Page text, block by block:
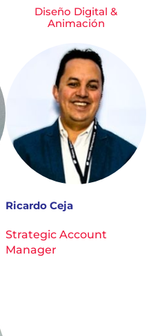
Diseño Digital &
Animación
Ricardo Ceja
Strategic Account
Manager